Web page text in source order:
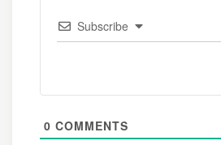
Subscribe
0 COMMENTS